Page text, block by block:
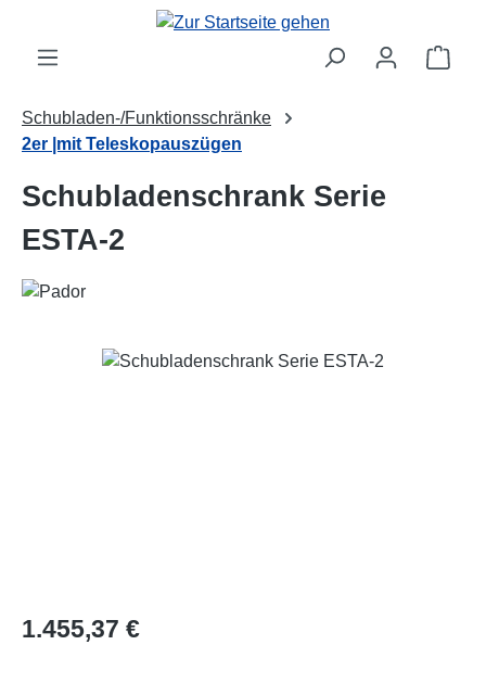
Zum Hauptinhalt springen
Schubladen-/Funktionsschränke
2er |mit Teleskopauszügen
Schubladenschrank Serie
ESTA-2
Bildergalerie überspringen
Regulärer Preis:
1.455,37 €